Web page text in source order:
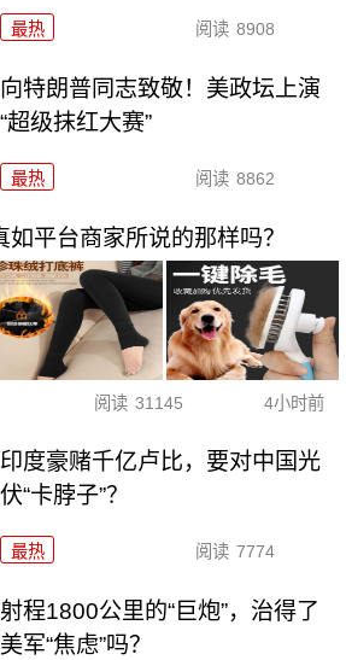
最热 阅读 8908
向特朗普同志致敬！美政坛上演
“超级抹红大赛”
最热 阅读 8862
平台商家所说的那样吗？
阅读 31145 4小时前
印度豪赌千亿卢比，要对中国光
伏“卡脖子”？
最热 阅读 7774
射程1800公里的“巨炮”，治得了
美军“焦虑”吗？